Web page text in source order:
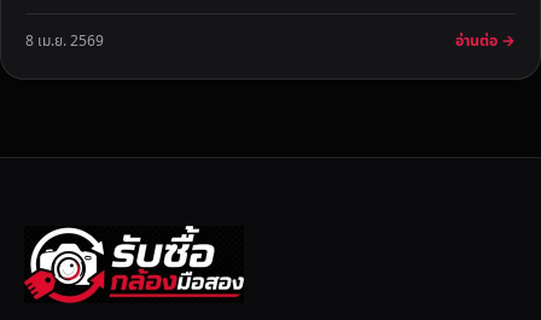
8 เม.ย. 2569 อ่านต่อ →